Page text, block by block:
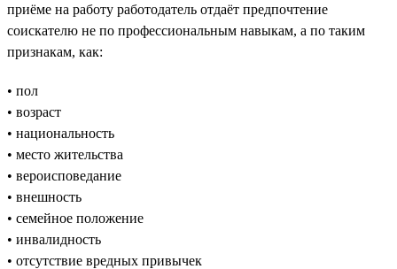
приёме на работу работодатель отдаёт предпочтение
соискателю не по профессиональным навыкам, а по таким
признакам, как:
• пол
• возраст
• национальность
• место жительства
• вероисповедание
• внешность
• семейное положение
• инвалидность
• отсутствие вредных привычек